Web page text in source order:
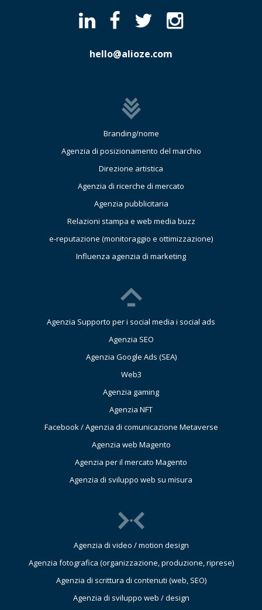
hello@alioze.com
Branding/nome
Agenzia di posizionamento del marchio
Direzione artistica
Agenzia di ricerche di mercato
Agenzia pubblicitaria
Relazioni stampa e web media buzz
e-reputazione (monitoraggio e ottimizzazione)
Influenza agenzia di marketing
Agenzia Supporto per i social media i social ads
Agenzia SEO
Agenzia Google Ads (SEA)
Web3
Agenzia gaming
Agenzia NFT
Facebook / Agenzia di comunicazione Metaverse
Agenzia web Magento
Agenzia per il mercato Magento
Agenzia di sviluppo web su misura
Agenzia di video / motion design
Agenzia fotografica (organizzazione, produzione, riprese)
Agenzia di scrittura di contenuti (web, SEO)
Agenzia di sviluppo web / design